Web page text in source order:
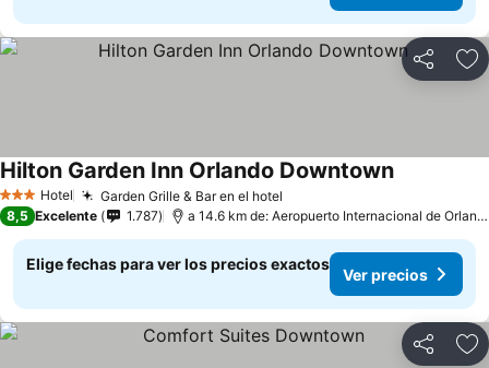
Compartir
3 Estrellas
Hotel Garden Grille & Bar en el hotel
Hilton Garden Inn Orlando Downtown
8,5 Excelente 1.787 a 14.6 km de: Aeropuerto Internacional de Orlando
Elige fechas para ver los precios exactos
Ver precios
Compartir